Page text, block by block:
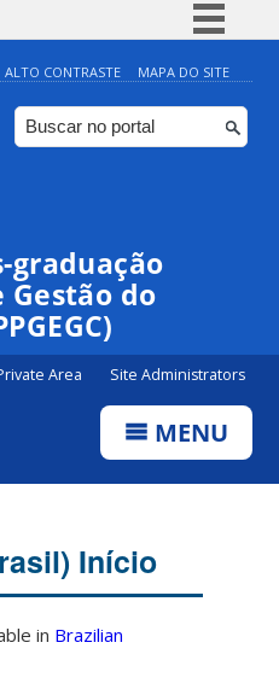
Simplifique!
Comunica BR
Participe
Canais
ALTO CONTRASTE MAPA DO SITE
graduação
Gestão do
Area Site Administrators
MENU
Início
in Brazilian